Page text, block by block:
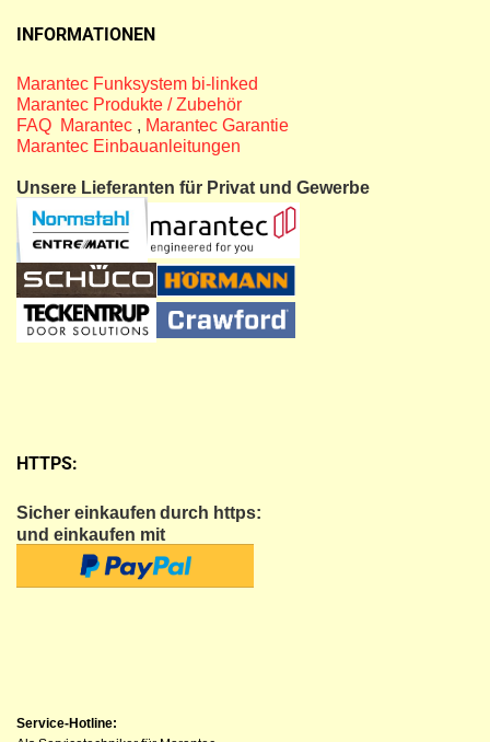
INFORMATIONEN
Marantec Funksystem bi-linked
Marantec Produkte / Zubehör
FAQ Marantec , Marantec Garantie
Marantec Einbauanleitungen
Unsere Lieferanten für Privat und Gewerbe
HTTPS:
Sicher einkaufen durch https:
und einkaufen mit
Service-Hotline: